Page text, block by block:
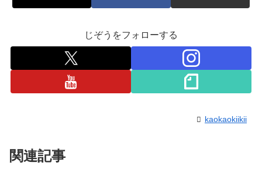
じぞうをフォローする
kaokaokiikii
関連記事